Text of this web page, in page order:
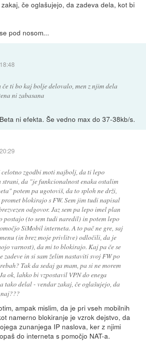
če oglašujejo, da zadeva dela, kot bi
pod nosom...
ti bo kaj bolje delovalo, men z njim dela
ni zabasana
ni efekta. Še vedno max do 37-38kb/s.
celotno zgodbi moti najbolj, da ti lepo
strani, da "je funkcionalnost enaka ostalim
potem pa ugotoviš, da to sploh ne drži,
blokirajo s FW. Sem jim tudi napisal
odgovor. Jaz sem pa lepo imel plan
postajo (to sem tudi naredil) in potem lepo
SiMobil interneta. A to pač ne gre, saj
(in brez moje privlitve) odločili, da je
varnost), da mi to blokirajo. Kaj pa če se
zadeve in si sam želim nastaviti svoj FW po
Tak da sedaj ga mam, pa si ne morem
ok, lahko bi vzpostavil VPN do enega
tako delal - vendar zakaj, če oglašujejo, da
ampak mislim, da je pri vseh mobilnih
namerno blokiranje je vzrok dejstvo, da
zunanjega IP naslova, ker z njimi
do interneta s pomočjo NAT-a.